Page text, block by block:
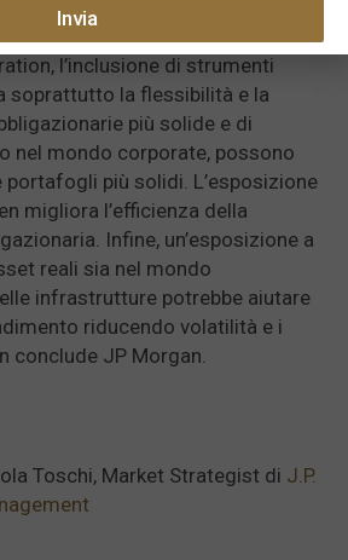
l’azionario. Mentre il rialzo dei
l’inclusione di strumenti
soprattutto la flessibilità e la
più solide e di
nel mondo corporate, possono
più solidi. L’esposizione
migliora l’efficienza della
Infine, un’esposizione a
reali sia nel mondo
infrastrutture potrebbe aiutare
riducendo volatilità e i
conclude JP Morgan.
Toschi, Market Strategist di J.P.
Invia